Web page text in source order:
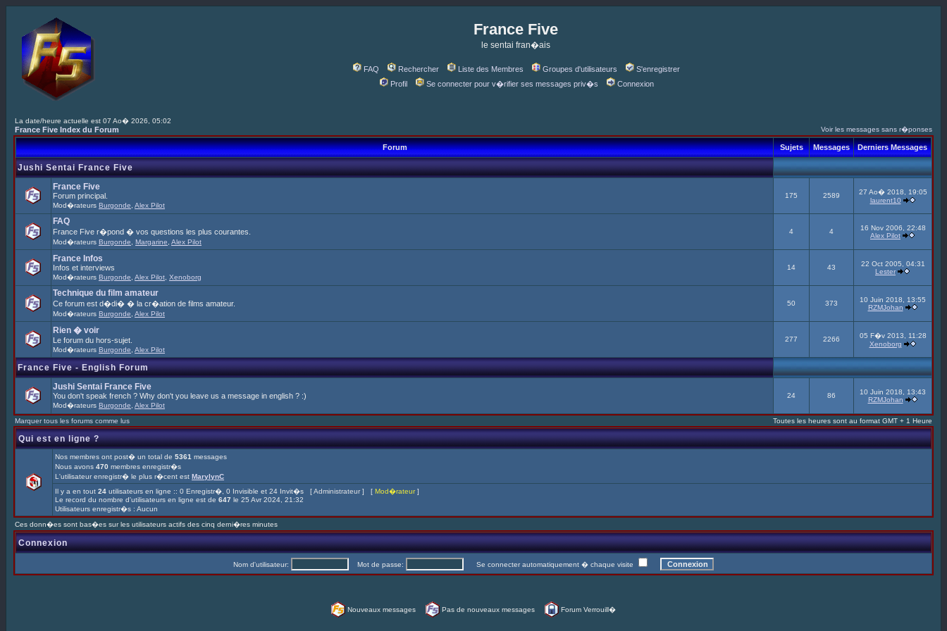
France Five
le sentai fran�ais
FAQ Rechercher Liste des Membres Groupes d'utilisateurs
S'enregistrer
Profil
Se connecter pour v�rifier ses messages priv�s Connexion
La date/heure actuelle est 07 Ao� 2026, 05:02
France Five Index du Forum Voir les messages sans r�ponses
Forum Sujets Messages Derniers Messages
Jushi Sentai France Five
France Five
Forum principal.
Mod�rateurs Burgonde Alex Pilot
175 2589
27 Ao� 2018, 19:05
laurent10
FAQ
France Five r�pond � vos questions les plus courantes.
Mod�rateurs Burgonde Margarine Alex Pilot
4 4
16 Nov 2006, 22:48
Alex Pilot
France Infos
Infos et interviews
Mod�rateurs Burgonde Alex Pilot Xenoborg
14 43
22 Oct 2005, 04:31
Lester
Technique du film amateur
Ce forum est d�di� � la cr�ation de films amateur.
Mod�rateurs Burgonde Alex Pilot
50 373
10 Juin 2018, 13:55
RZMJohan
Rien � voir
Le forum du hors-sujet.
Mod�rateurs Burgonde Alex Pilot
277 2266
05 F�v 2013, 11:28
Xenoborg
France Five - English Forum
Jushi Sentai France Five
You don't speak french ? Why don't you leave us a message in english ? :)
Mod�rateurs Burgonde Alex Pilot
24 86
10 Juin 2018, 13:43
RZMJohan
Marquer tous les forums comme lus Toutes les heures sont au format GMT + 1 Heure
Qui est en ligne ?
Nos membres ont post� un total de 5361 messages
Nous avons 470 membres enregistr�s
L'utilisateur enregistr� le plus r�cent est MarylynC
Il y a en tout 24 utilisateurs en ligne :: 0 Enregistr�, 0 Invisible et 24 Invit�s [Administrateur] [ Mod�rateur]
Le record du nombre d'utilisateurs en ligne est de 647 le 25 Avr 2024, 21:32
Utilisateurs enregistr�s : Aucun
Ces donn�es sont bas�es sur les utilisateurs actifs des cinq derni�res minutes
Connexion
Nom d'utilisateur: Mot de passe: Se connecter automatiquement � chaque visite
Nouveaux messages Pas de nouveaux messages Forum Verrouill�